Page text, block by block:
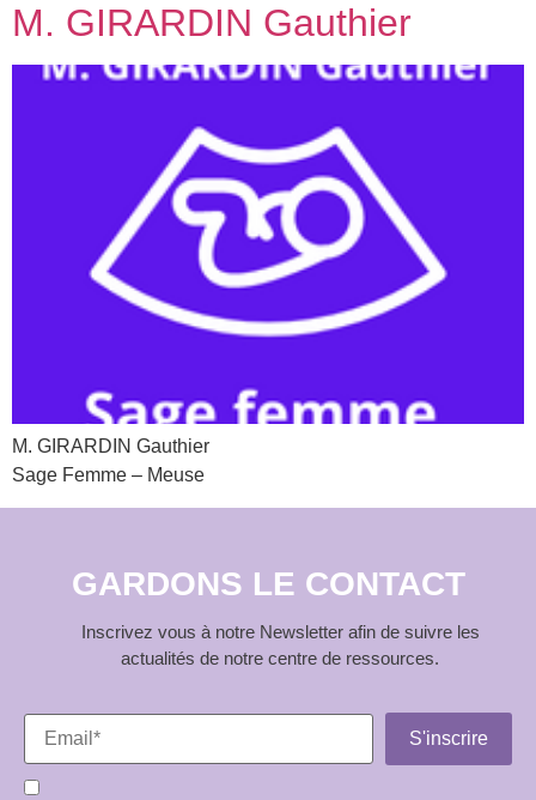
M. GIRARDIN Gauthier
M. GIRARDIN Gauthier
Sage Femme – Meuse
GARDONS LE CONTACT
Inscrivez vous à notre Newsletter afin de suivre les
actualités de notre centre de ressources.